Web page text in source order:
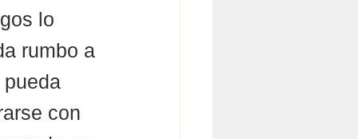
lo
rumbo a
con